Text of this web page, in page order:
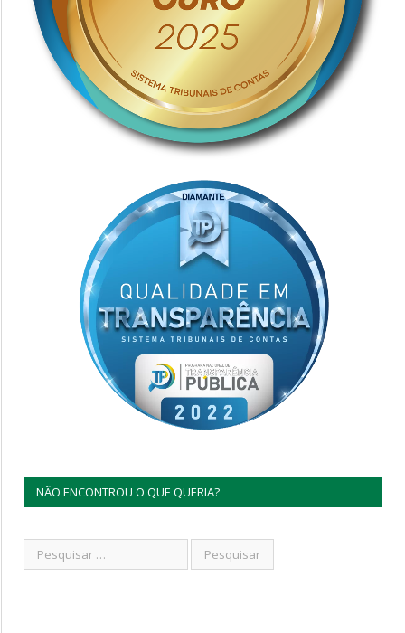
NÃO ENCONTROU O QUE QUERIA?